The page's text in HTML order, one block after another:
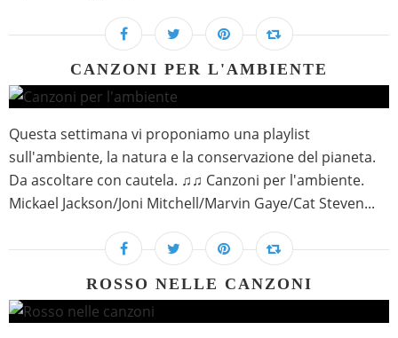
CANZONI PER L'AMBIENTE
Questa settimana vi proponiamo una playlist
sull'ambiente, la natura e la conservazione del pianeta.
Da ascoltare con cautela. ♫♫ Canzoni per l'ambiente.
Mickael Jackson/Joni Mitchell/Marvin Gaye/Cat Steven...
ROSSO NELLE CANZONI